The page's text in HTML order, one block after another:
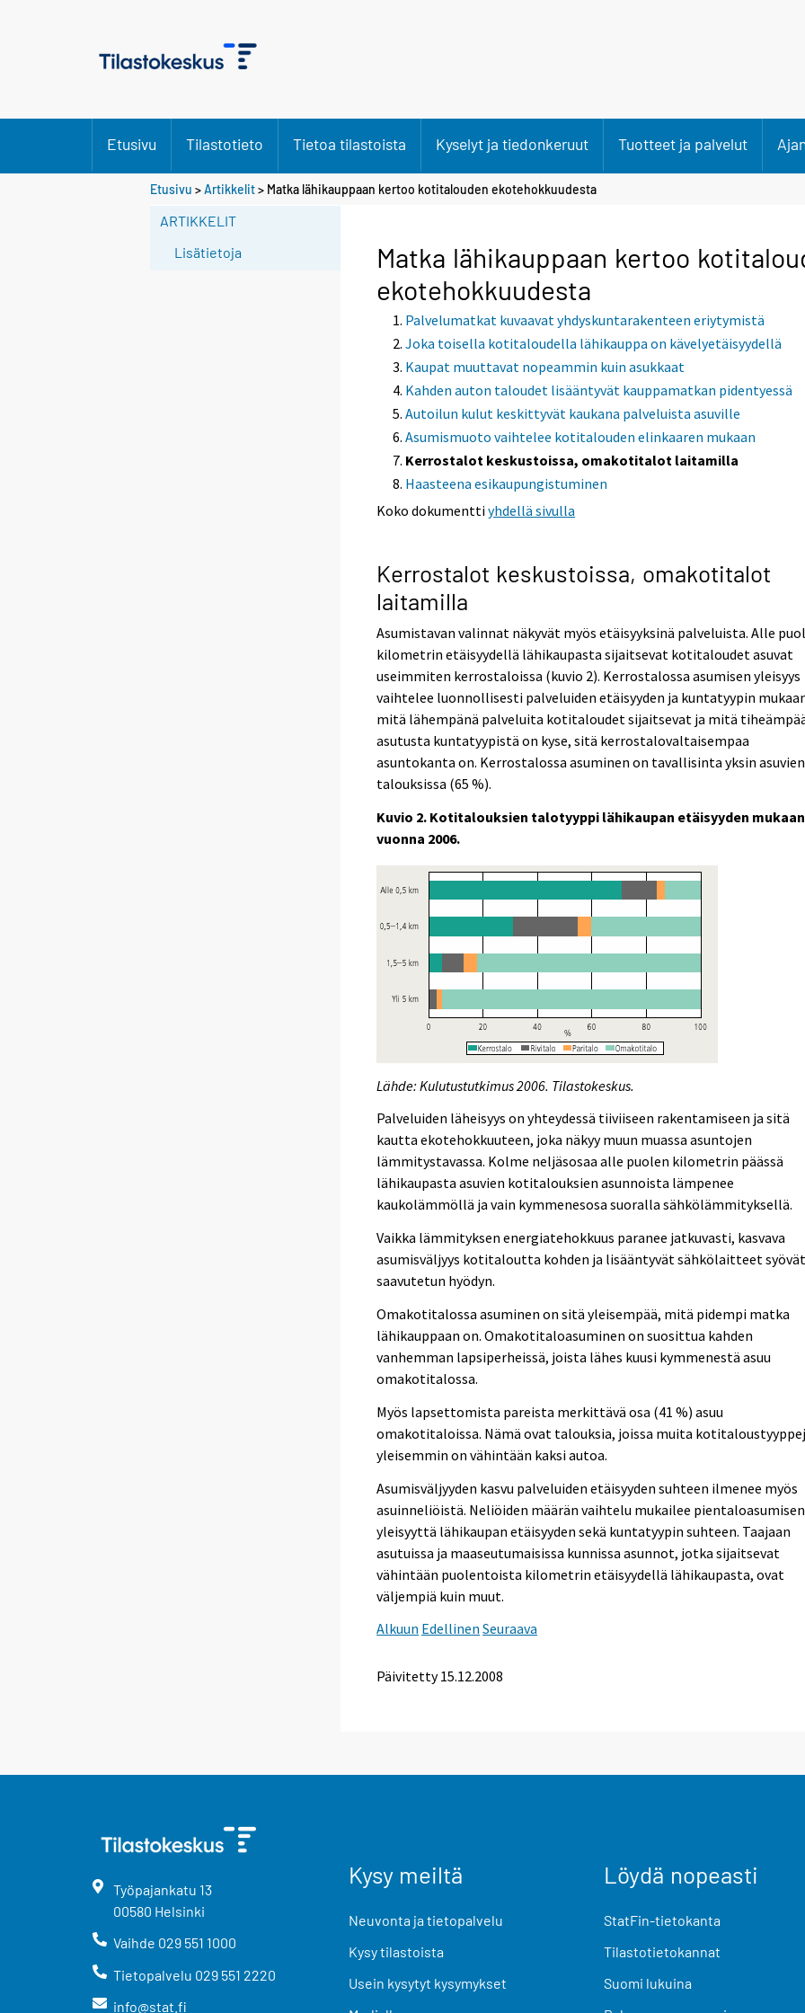
Etusivu Tilastotieto Tietoa tilastoista Kyselyt ja tiedonkeruut Tuotteet ja palvelut
Etusivu >Artikkelit> Matka lähikauppaan kertoo kotitalouden ekotehokkuudesta
ARTIKKELIT
Lisätietoja
Matka lähikauppaan kertoo
ekotehokkuudesta
Palvelumatkat kuvaavat yhdyskuntarakenteen eriytymistä
Joka toisella kotitaloudella lähikauppa on kävelyetäisyydellä
Kaupat muuttavat nopeammin kuin asukkaat
Kahden auton taloudet lisääntyvät kauppamatkan pidentyessä
Autoilun kulut keskittyvät kaukana palveluista asuville
Asumismuoto vaihtelee kotitalouden elinkaaren mukaan
Kerrostalot keskustoissa, omakotitalot laitamilla
Haasteena esikaupungistuminen
Koko dokumenttiyhdellä sivulla
Kerrostalot keskustoissa, omakotitalot
laitamilla
Asumistavan valinnat näkyvät myös etäisyyksinä palveluista. Alle
kilometrin etäisyydellä lähikaupasta sijaitsevat kotitaloudet asuvat
useimmiten kerrostaloissa (kuvio 2). Kerrostalossa asumisen yleisyys
vaihtelee luonnollisesti palveluiden etäisyyden ja kuntatyypin
mitä lähempänä palveluita kotitaloudet sijaitsevat ja mitä
asutusta kuntatyypistä on kyse, sitä kerrostalovaltaisempaa
asuntokanta on. Kerrostalossa asuminen on tavallisinta yksin asuvien
talouksissa (65 %).
Kuvio 2. Kotitalouksien talotyyppi lähikaupan etäisyyden mukaan
vuonna 2006.
Lähde: Kulutustutkimus 2006. Tilastokeskus.
Palveluiden läheisyys on yhteydessä tiiviiseen rakentamiseen ja sitä
kautta ekotehokkuuteen, joka näkyy muun muassa asuntojen
lämmitystavassa. Kolme neljäsosaa alle puolen kilometrin päässä
lähikaupasta asuvien kotitalouksien asunnoista lämpenee
kaukolämmöllä ja vain kymmenesosa suoralla sähkölämmityksellä.
Vaikka lämmityksen energiatehokkuus paranee jatkuvasti, kasvava
asumisväljyys kotitaloutta kohden ja lisääntyvät sähkölaitteet
saavutetun hyödyn.
Omakotitalossa asuminen on sitä yleisempää, mitä pidempi matka
lähikauppaan on. Omakotitaloasuminen on suosittua kahden
vanhemman lapsiperheissä, joista lähes kuusi kymmenestä asuu
omakotitalossa.
Myös lapsettomista pareista merkittävä osa (41 %) asuu
omakotitaloissa. Nämä ovat talouksia, joissa muita
yleisemmin on vähintään kaksi autoa.
Asumisväljyyden kasvu palveluiden etäisyyden suhteen ilmenee myös
asuinneliöistä. Neliöiden määrän vaihtelu mukailee pientaloasumisen
yleisyyttä lähikaupan etäisyyden sekä kuntatyypin suhteen. Taajaan
asutuissa ja maaseutumaisissa kunnissa asunnot, jotka sijaitsevat
vähintään puolentoista kilometrin etäisyydellä lähikaupasta, ovat
väljempiä kuin muut.
Alkuun Edellinen Seuraava
Päivitetty15.12.2008
Työpajankatu 13
00580 Helsinki
Vaihde 029 551 1000
Tietopalvelu 029 551 2220
info@stat.fi
Kysy meiltä
Neuvonta ja tietopalvelu
Kysy tilastoista
Usein kysytyt kysymykset
Löydä nopeasti
StatFin-tietokanta
Tilastotietokannat
Suomi lukuina